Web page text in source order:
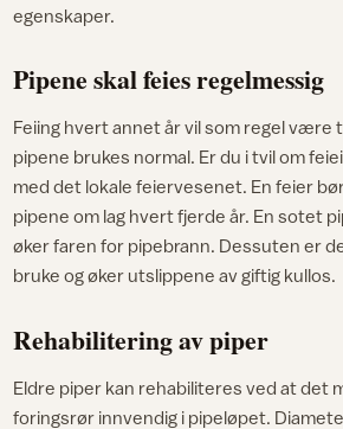
egenskaper.
Pipene skal feies regelmessig
Feiing hvert annet år vil som regel være
pipene brukes normal. Er du i tvil om
med det lokale feiervesenet. En feier
pipene om lag hvert fjerde år. En sotet
øker faren for pipebrann. Dessuten er
bruke og øker utslippene av giftig kullos.
Rehabilitering av piper
Eldre piper kan rehabiliteres ved at det
foringsrør innvendig i pipeløpet.